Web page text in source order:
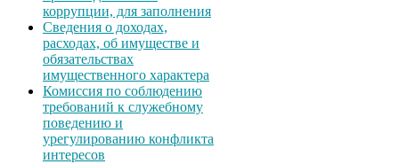
коррупции, для заполнения
Сведения о доходах,
расходах, об имуществе и
обязательствах
имущественного характера
Комиссия по соблюдению
требований к служебному
поведению и
урегулированию конфликта
интересов